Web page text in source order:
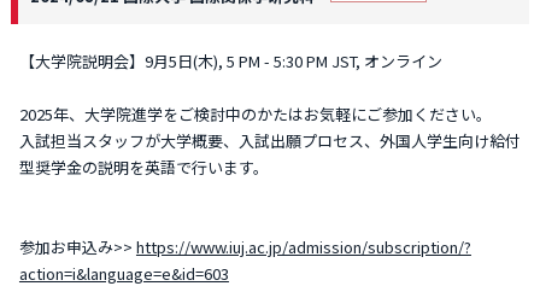
【大学院説明会】9月5日(木), 5 PM - 5:30 PM JST, オンライン
2025年、大学院進学をご検討中のかたはお気軽にご参加ください。
入試担当スタッフが大学概要、入試出願プロセス、外国人学生向け給付
型奨学金の説明を英語で行います。
参加お申込み>> https://www.iuj.ac.jp/admission/subscription/?
action=i&language=e&id=603